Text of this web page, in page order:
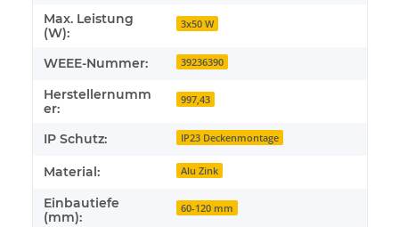
Max. Leistung
(W):
3x50 W
WEEE-Nummer: 39236390
Herstellernumm
er:
997,43
IP Schutz: IP23 Deckenmontage
Material: Alu Zink
Einbautiefe
(mm):
60-120 mm